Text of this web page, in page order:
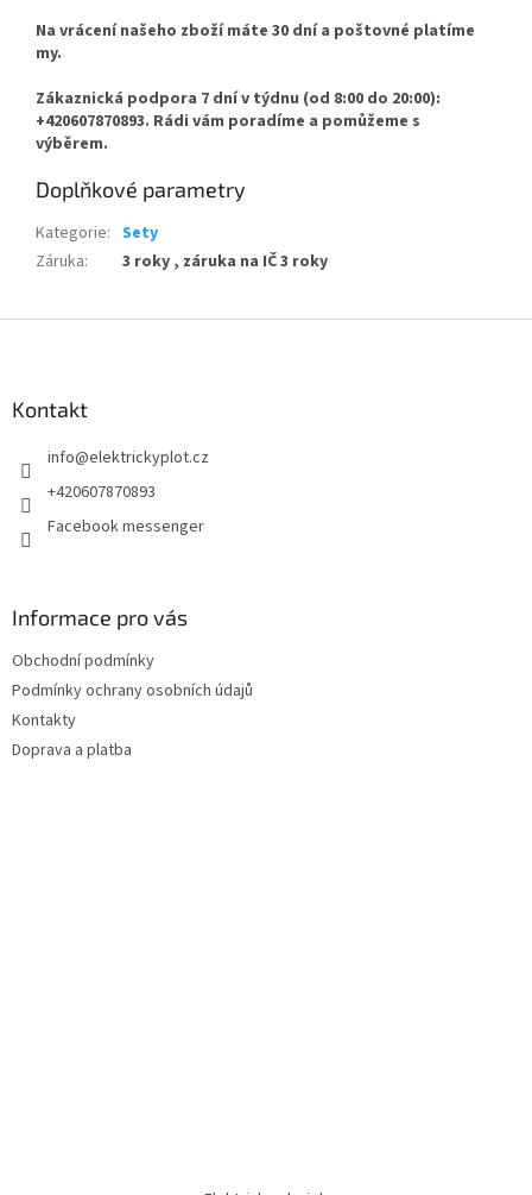
Na vrácení našeho zboží máte 30 dní a poštovné platíme
my.
Zákaznická podpora 7 dní v týdnu (od 8:00 do 20:00):
+420607870893. Rádi vám poradíme a pomůžeme s
výběrem.
Doplňkové parametry
Kategorie: Sety
Záruka: 3 roky , záruka na IČ 3 roky
Kontakt
info@elektrickyplot.cz
+420607870893
Facebook messenger
Informace pro vás
Obchodní podmínky
Podmínky ochrany osobních údajů
Kontakty
Doprava a platba